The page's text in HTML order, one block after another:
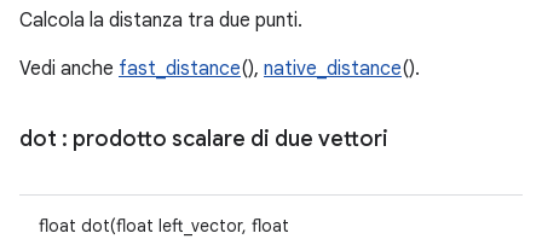
Calcola la distanza tra due punti.
Vedi anche fast_distance(), native_distance().
dot : prodotto scalare di due vettori
float dot(float left_vector, float